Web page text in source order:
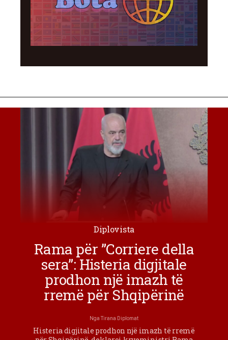
Diplovista
Rama për ”Corriere della
sera”: Histeria digjitale
prodhon një imazh të
rremë për Shqipërinë
NgaTirana Diplomat
Histeria digjitale prodhon një imazh të rremë